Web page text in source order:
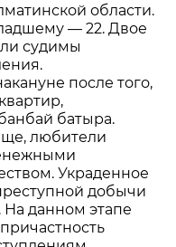
области.
— 22. Двое
судимы
после того,
батыра.
любители
Украденное
добычи
данном этапе